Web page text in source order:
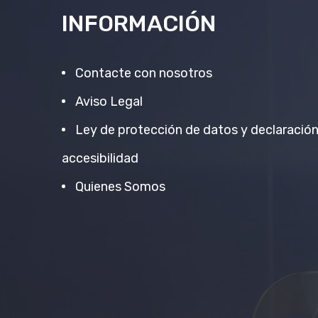
INFORMACIÓN
Contacte con nosotros
Aviso Legal
Ley de protección de datos y
accesibilidad
Quienes Somos